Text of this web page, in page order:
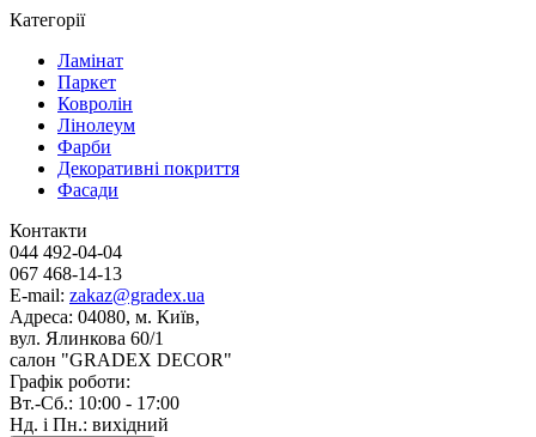
Категорії
Ламінат
Паркет
Ковролін
Лінолеум
Фарби
Декоративні покриття
Фасади
Контакти
044 492-04-04
067 468-14-13
E-mail: zakaz@gradex.ua
Адреса: 04080, м. Київ,
вул. Ялинкова 60/1
салон "GRADEX DECOR"
Графік роботи:
Вт.-Сб.: 10:00 - 17:00
Нд. і Пн.: вихідний